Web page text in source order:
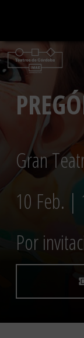
contenido
Gran
10 Feb. |
Por